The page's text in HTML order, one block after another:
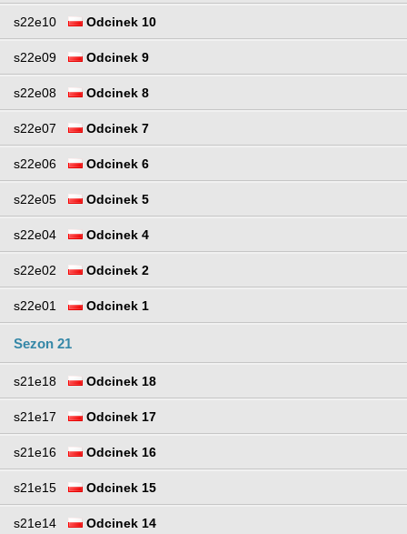
s22e10 Odcinek 10
s22e09 Odcinek 9
s22e08 Odcinek 8
s22e07 Odcinek 7
s22e06 Odcinek 6
s22e05 Odcinek 5
s22e04 Odcinek 4
s22e02 Odcinek 2
s22e01 Odcinek 1
Sezon 21
s21e18 Odcinek 18
s21e17 Odcinek 17
s21e16 Odcinek 16
s21e15 Odcinek 15
s21e14 Odcinek 14